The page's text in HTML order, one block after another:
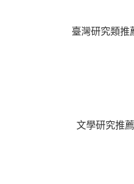
臺灣研究類推
文學研究推